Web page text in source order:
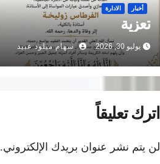
أخبار الادارة
تعزية
يوليو 30, 2026 سهام ميلود عبيد
اترك تعليقاً
لن يتم نشر عنوان بريدك الإلكتروني.